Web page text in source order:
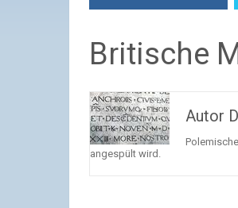
Britische
Autor
angespült wird.